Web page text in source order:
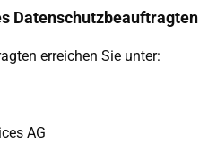
Datenschutzbeauftragten
erreichen Sie unter:
AG